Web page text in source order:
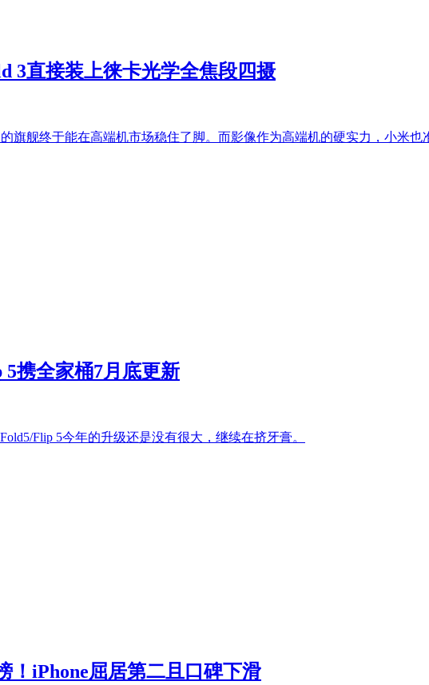
3直接装上徕卡光学全焦段四摄
旗舰终于能在高端机市场稳住了脚。而影像作为高端机的硬实力，小米也
携全家桶7月底更新
Flip 5今年的升级还是没有很大，继续在挤牙膏。
！iPhone屈居第二且口碑下滑